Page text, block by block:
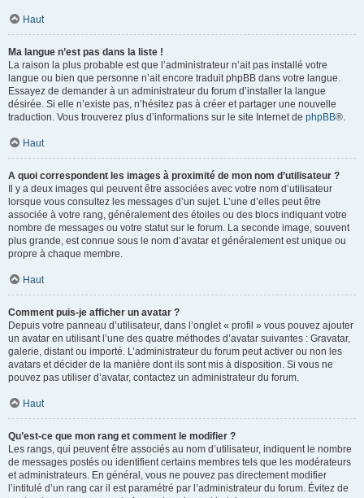
Haut
Ma langue n’est pas dans la liste !
La raison la plus probable est que l’administrateur n’ait pas installé votre
langue ou bien que personne n’ait encore traduit phpBB dans votre langue.
Essayez de demander à un administrateur du forum d’installer la langue
désirée. Si elle n’existe pas, n’hésitez pas à créer et partager une nouvelle
traduction. Vous trouverez plus d’informations sur le site Internet de phpBB®.
Haut
A quoi correspondent les images à proximité de mon nom d’utilisateur ?
Il y a deux images qui peuvent être associées avec votre nom d’utilisateur
lorsque vous consultez les messages d’un sujet. L’une d’elles peut être
associée à votre rang, généralement des étoiles ou des blocs indiquant votre
nombre de messages ou votre statut sur le forum. La seconde image, souvent
plus grande, est connue sous le nom d’avatar et généralement est unique ou
propre à chaque membre.
Haut
Comment puis-je afficher un avatar ?
Depuis votre panneau d’utilisateur, dans l’onglet « profil » vous pouvez ajouter
un avatar en utilisant l’une des quatre méthodes d’avatar suivantes : Gravatar,
galerie, distant ou importé. L’administrateur du forum peut activer ou non les
avatars et décider de la manière dont ils sont mis à disposition. Si vous ne
pouvez pas utiliser d’avatar, contactez un administrateur du forum.
Haut
Qu’est-ce que mon rang et comment le modifier ?
Les rangs, qui peuvent être associés au nom d’utilisateur, indiquent le nombre
de messages postés ou identifient certains membres tels que les modérateurs
et administrateurs. En général, vous ne pouvez pas directement modifier
l’intitulé d’un rang car il est paramétré par l’administrateur du forum. Évitez de